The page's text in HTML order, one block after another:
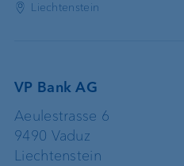
Liechtenstein
VP Bank AG
Aeulestrasse 6
9490 Vaduz
Liechtenstein